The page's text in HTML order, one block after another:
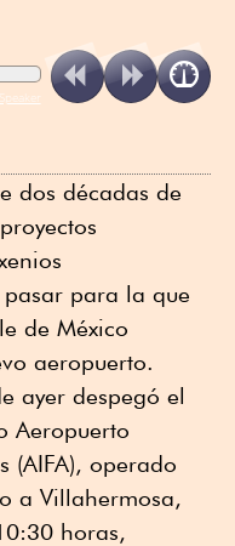
dos décadas de
para la que
de México
aeropuerto.
ayer despegó el
Aeropuerto
(AIFA), operado
a Villahermosa,
horas,